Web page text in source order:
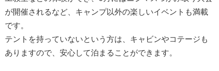
が開催されるなど、キャンプ以外の楽しいイベントも満載
です。
テントを持っていないという方は、キャビンやコテージも
ありますので、安心して泊まることができます。